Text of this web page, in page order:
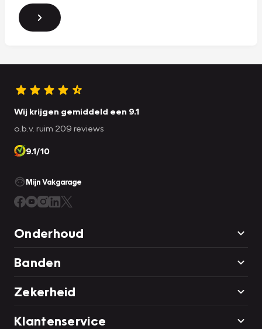
Wij krijgen gemiddeld een 9.1
o.b.v. ruim 209 reviews
9.1/10
Mijn Vakgarage
Onderhoud
Banden
Zekerheid
Klantenservice